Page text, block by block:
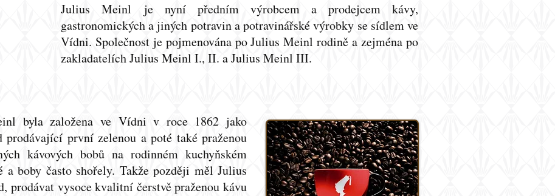
Julius Meinl je nyní předním výrobcem a prodejcem kávy,
gastronomických a jiných potravin a potravinářské výrobky se sídlem ve
Vídni. Společnost je pojmenována po Julius Meinl rodině a zejména po
zakladatelích Julius Meinl I., II. a Julius Meinl III.
byla založena ve Vídni v roce 1862 jako
prodávající první zelenou a poté také praženou
kávových bobů na rodinném kuchyňském
a boby často shořely. Takže později měl Julius
prodávat vysoce kvalitní čerstvě praženou kávu